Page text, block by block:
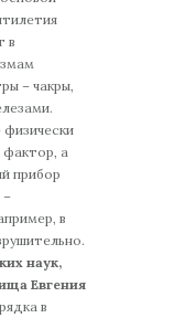
в
– чакры,
физически
фактор, а
прибор
–
в
наук,
Евгения
в